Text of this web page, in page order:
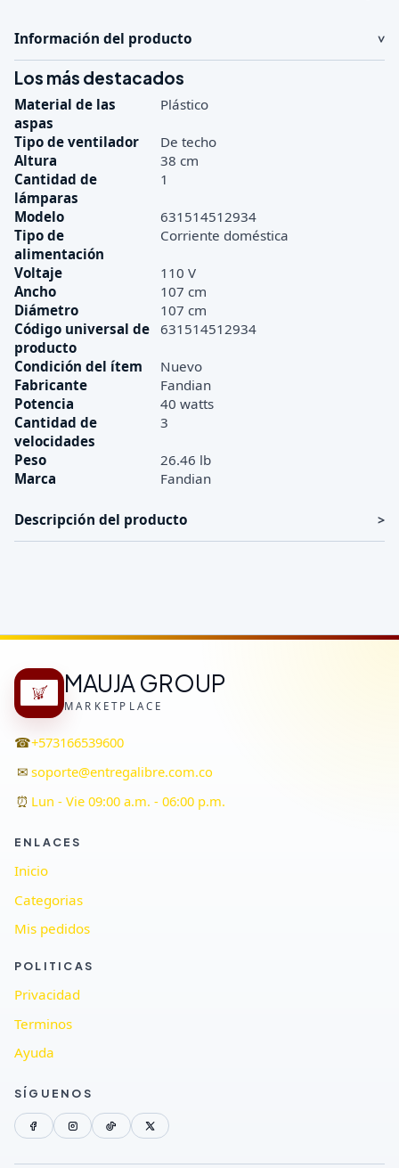
Información del producto
Los más destacados
Material de las
aspas
Plástico
Tipo de ventilador
De techo
Altura
38 cm
Cantidad de
lámparas
1
Modelo
631514512934
Tipo de
alimentación
Corriente doméstica
Voltaje
110 V
Ancho
107 cm
Diámetro
107 cm
Código universal de
producto
631514512934
Condición del ítem
Nuevo
Fabricante
Fandian
Potencia
40 watts
Cantidad de
velocidades
3
Peso
26.46 lb
Marca
Fandian
Descripción del producto
MAUJA GROUP
MARKETPLACE
☎+573166539600
✉ soporte@entregalibre.com.co
⏰ Lun - Vie 09:00 a.m. - 06:00 p.m.
ENLACES
Inicio
Categorias
Mis pedidos
POLITICAS
Privacidad
Terminos
Ayuda
SÍGUENOS